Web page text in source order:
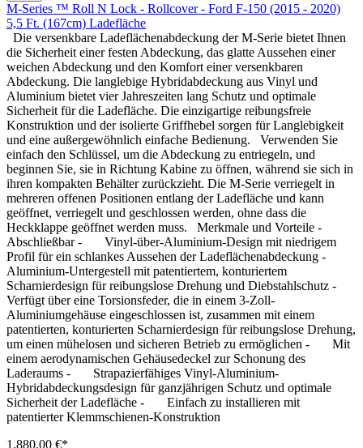
M-Series ™ Roll N Lock - Rollcover - Ford F-150 (2015 - 2020)
5,5 Ft. (167cm) Ladefläche
Die versenkbare Ladeflächenabdeckung der M-Serie bietet Ihnen
die Sicherheit einer festen Abdeckung, das glatte Aussehen einer
weichen Abdeckung und den Komfort einer versenkbaren
Abdeckung. Die langlebige Hybridabdeckung aus Vinyl und
Aluminium bietet vier Jahreszeiten lang Schutz und optimale
Sicherheit für die Ladefläche. Die einzigartige reibungsfreie
Konstruktion und der isolierte Griffhebel sorgen für Langlebigkeit
und eine außergewöhnlich einfache Bedienung. Verwenden Sie
einfach den Schlüssel, um die Abdeckung zu entriegeln, und
beginnen Sie, sie in Richtung Kabine zu öffnen, während sie sich in
ihren kompakten Behälter zurückzieht. Die M-Serie verriegelt in
mehreren offenen Positionen entlang der Ladefläche und kann
geöffnet, verriegelt und geschlossen werden, ohne dass die
Heckklappe geöffnet werden muss. Merkmale und Vorteile -
Abschließbar - Vinyl-über-Aluminium-Design mit niedrigem
Profil für ein schlankes Aussehen der Ladeflächenabdeckung -
Aluminium-Untergestell mit patentiertem, konturiertem
Scharnierdesign für reibungslose Drehung und Diebstahlschutz -
Verfügt über eine Torsionsfeder, die in einem 3-Zoll-
Aluminiumgehäuse eingeschlossen ist, zusammen mit einem
patentierten, konturierten Scharnierdesign für reibungslose Drehung,
um einen mühelosen und sicheren Betrieb zu ermöglichen - Mit
einem aerodynamischen Gehäusedeckel zur Schonung des
Laderaums - Strapazierfähiges Vinyl-Aluminium-
Hybridabdeckungsdesign für ganzjährigen Schutz und optimale
Sicherheit der Ladefläche - Einfach zu installieren mit
patentierter Klemmschienen-Konstruktion
1.880,00 €*